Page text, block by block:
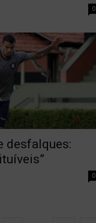
0
desfalques:
0